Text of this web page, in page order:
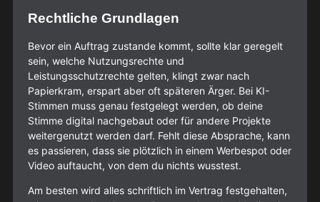
Rechtliche Grundlagen
Bevor ein Auftrag zustande kommt, sollte klar geregelt
sein, welche Nutzungsrechte und
Leistungsschutzrechte gelten, klingt zwar nach
Papierkram, erspart aber oft späteren Ärger. Bei KI-
Stimmen muss genau festgelegt werden, ob deine
Stimme digital nachgebaut oder für andere Projekte
weitergenutzt werden darf. Fehlt diese Absprache, kann
es passieren, dass sie plötzlich in einem Werbespot oder
Video auftaucht, von dem du nichts wusstest.
Am besten wird alles schriftlich im Vertrag festgehalten,